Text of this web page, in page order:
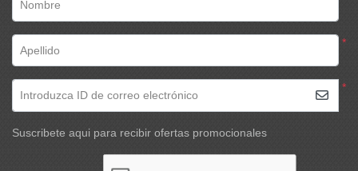
Nombre
*
Apellido
*
Introduzca ID de correo electrónico
Suscribete aqui para recibir ofertas promocionales